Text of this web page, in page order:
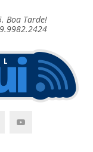
Boa Tarde!